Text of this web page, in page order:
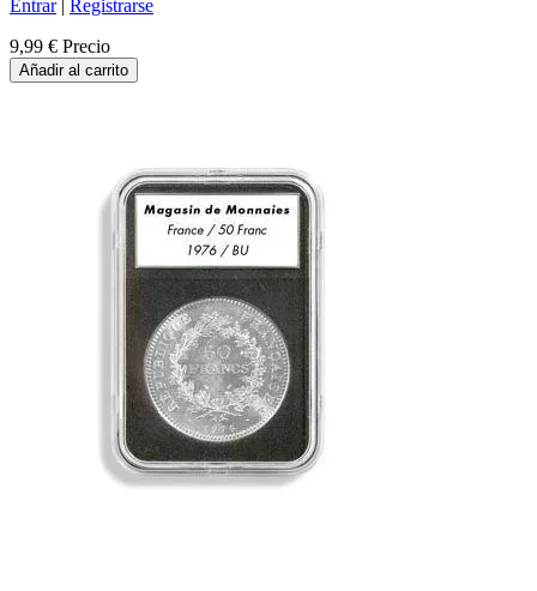
Entrar|
Registrarse
9,99 € Precio
Añadir al carrito